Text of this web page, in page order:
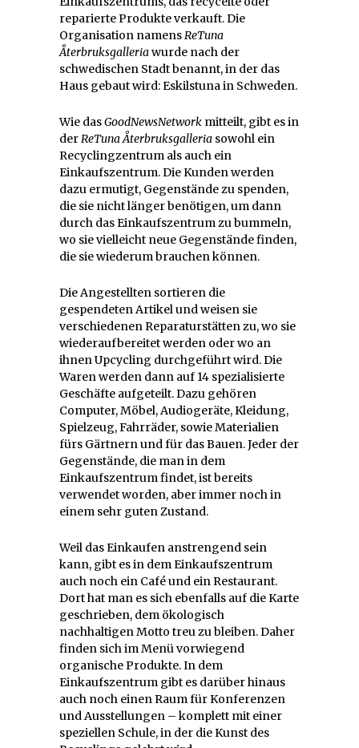
reparierte Produkte verkauft. Die
Organisation namensReTuna
Återbruksgalleriawurde nach der
schwedischen Stadt benannt, in der das
Haus gebaut wird: Eskilstuna in Schweden.
Wie dasGoodNewsNetwork mitteilt, gibt es in
derReTuna Återbruksgalleria sowohl ein
Recyclingzentrum als auch ein
Einkaufszentrum. Die Kunden werden
dazu ermutigt, Gegenstände zu spenden,
die sie nicht länger benötigen, um dann
durch das Einkaufszentrum zu bummeln,
wo sie vielleicht neue Gegenstände finden,
die sie wiederum brauchen können.
Die Angestellten sortieren die
gespendeten Artikel und weisen sie
verschiedenen Reparaturstätten zu, wo sie
wiederaufbereitet werden oder wo an
ihnen Upcycling durchgeführt wird. Die
Waren werden dann auf 14 spezialisierte
Geschäfte aufgeteilt. Dazu gehören
Computer, Möbel, Audiogeräte, Kleidung,
Spielzeug, Fahrräder, sowie Materialien
fürs Gärtnern und für das Bauen. Jeder der
Gegenstände, die man in dem
Einkaufszentrum findet, ist bereits
verwendet worden, aber immer noch in
einem sehr guten Zustand.
Weil das Einkaufen anstrengend sein
kann, gibt es in dem Einkaufszentrum
auch noch ein Café und ein Restaurant.
Dort hat man es sich ebenfalls auf die Karte
geschrieben, dem ökologisch
nachhaltigen Motto treu zu bleiben. Daher
finden sich im Menü vorwiegend
organische Produkte. In dem
Einkaufszentrum gibt es darüber hinaus
auch noch einen Raum für Konferenzen
und Ausstellungen – komplett mit einer
speziellen Schule, in der die Kunst des